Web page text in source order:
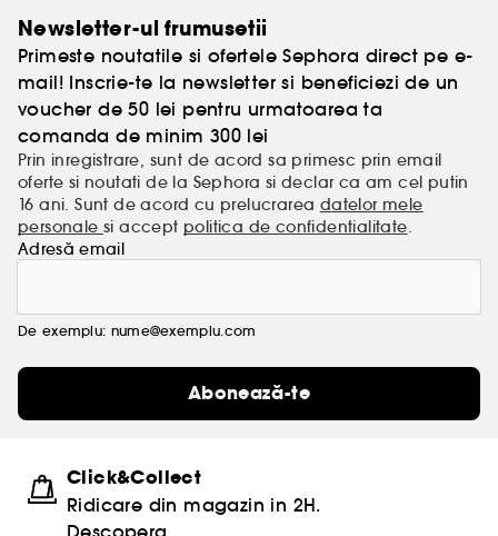
Newsletter-ul frumusetii
Primeste noutatile si ofertele Sephora direct pe e-
mail! Inscrie-te la newsletter si beneficiezi de un
voucher de 50 lei pentru urmatoarea ta
comanda de minim 300 lei
Prin inregistrare, sunt de acord sa primesc prin email
oferte si noutati de la Sephora si declar ca am cel putin
16 ani. Sunt de acord cu prelucrarea datelor mele
personalesi accept politica de confidentialitate.
Adresă email
De exemplu: nume@exemplu.com
Abonează-te
Click&Collect
Ridicare din magazin in 2H.